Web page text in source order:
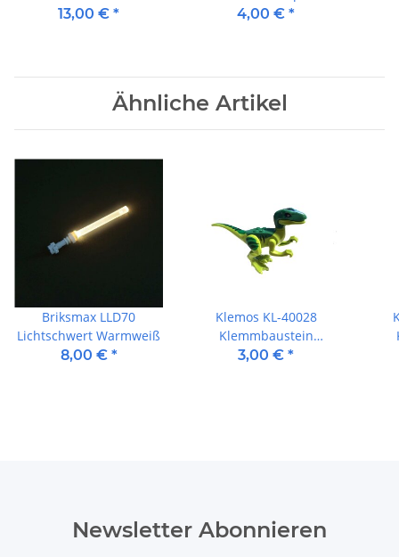
13,00 € *
4,00 € *
Ähnliche Artikel
Briksmax LLD70
Lichtschwert Warmweiß
8,00 € *
Klemos KL-40028
Klemmbaustein
Dinosaurier Raptor
3,00 € *
Newsletter Abonnieren